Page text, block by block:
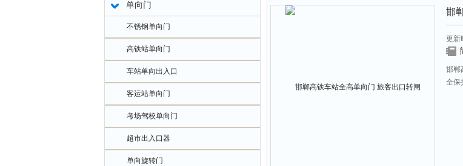
单向门
不锈钢单向门
高铁站单向门
车站单向出入口
客运站单向门
考场驾校单向门
超市出入口器
单向旋转门
邯
更新
邯郸
全保